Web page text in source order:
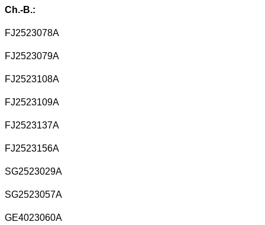
Ch.-B.:
FJ2523078A
FJ2523079A
FJ2523108A
FJ2523109A
FJ2523137A
FJ2523156A
SG2523029A
SG2523057A
GE4023060A